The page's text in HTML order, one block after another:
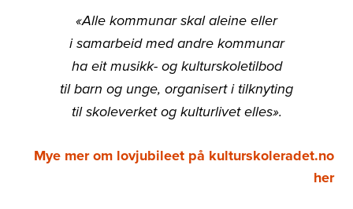
«Alle kommunar skal aleine eller
i samarbeid med andre kommunar
ha eit musikk- og kulturskoletilbod
til barn og unge, organisert i tilknyting
til skoleverket og kulturlivet elles».
Mye mer om lovjubileet på kulturskoleradet.no
her